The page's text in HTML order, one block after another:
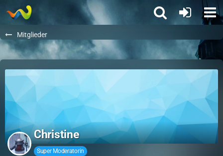
Mitglieder
Christine
Super Moderatorin